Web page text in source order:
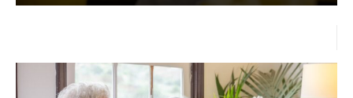
Free limited access